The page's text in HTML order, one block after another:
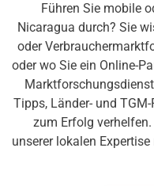
Führen Sie mobile
Nicaragua durch? Sie
oder
oder wo Sie ein Online-
Tipps, Länder- und
zum Erfolg
unserer lokalen